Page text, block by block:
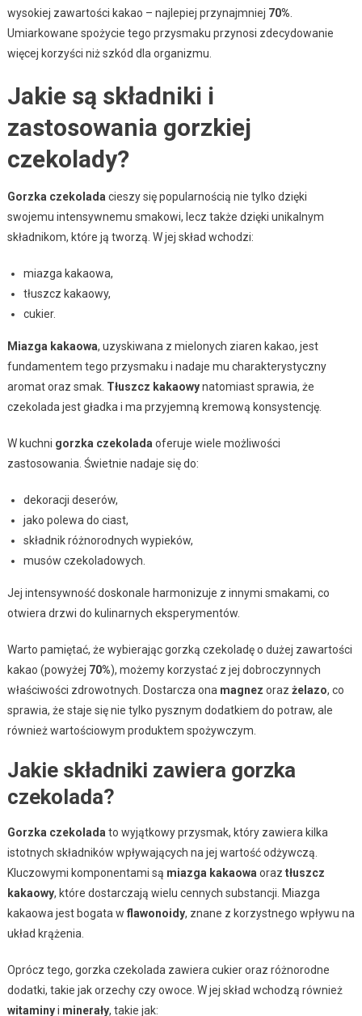
wysokiej zawartości kakao – najlepiej przynajmniej 70%
Umiarkowane spożycie tego przysmaku przynosi zdecydowanie
więcej korzyści niż szkód dla organizmu.
Jakie są składniki i
zastosowania gorzkiej
czekolady?
Gorzka czekolada cieszy się popularnością nie tylko dzięki
swojemu intensywnemu smakowi, lecz także dzięki unikalnym
składnikom, które ją tworzą. W jej skład wchodzi:
miazga kakaowa,
tłuszcz kakaowy,
cukier.
Miazga kakaowa, uzyskiwana z mielonych ziaren kakao, jest
fundamentem tego przysmaku i nadaje mu charakterystyczny
aromat oraz smak. Tłuszcz kakaowynatomiast sprawia, że
czekolada jest gładka i ma przyjemną kremową konsystencję.
W kuchni gorzka czekolada oferuje wiele możliwości
zastosowania. Świetnie nadaje się do:
dekoracji deserów,
jako polewa do ciast,
składnik różnorodnych wypieków,
musów czekoladowych.
Jej intensywność doskonale harmonizuje z innymi smakami, co
otwiera drzwi do kulinarnych eksperymentów.
Warto pamiętać, że wybierając gorzką czekoladę o dużej zawartości
kakao (powyżej 70%), możemy korzystać z jej dobroczynnych
właściwości zdrowotnych. Dostarcza ona magnez oraz żelazo, co
sprawia, że staje się nie tylko pysznym dodatkiem do potraw, ale
również wartościowym produktem spożywczym.
Jakie składniki zawiera gorzka
czekolada?
Gorzka czekolada to wyjątkowy przysmak, który zawiera kilka
istotnych składników wpływających na jej wartość odżywczą.
Kluczowymi komponentami są miazga kakaowa oraz tłuszcz
kakaowy, które dostarczają wielu cennych substancji. Miazga
kakaowa jest bogata w flawonoidy, znane z korzystnego wpływu na
układ krążenia.
Oprócz tego, gorzka czekolada zawiera cukier oraz różnorodne
dodatki, takie jak orzechy czy owoce. W jej skład wchodzą również
witaminyi minerały, takie jak: